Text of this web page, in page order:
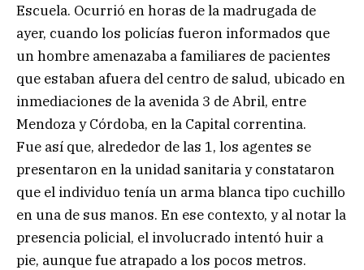
Escuela. Ocurrió en horas de la madrugada de
ayer, cuando los policías fueron informados que
un hombre amenazaba a familiares de pacientes
que estaban afuera del centro de salud, ubicado en
inmediaciones de la avenida 3 de Abril, entre
Mendoza y Córdoba, en la Capital correntina.
Fue así que, alrededor de las 1, los agentes se
presentaron en la unidad sanitaria y constataron
que el individuo tenía un arma blanca tipo cuchillo
en una de sus manos. En ese contexto, y al notar la
presencia policial, el involucrado intentó huir a
pie, aunque fue atrapado a los pocos metros.